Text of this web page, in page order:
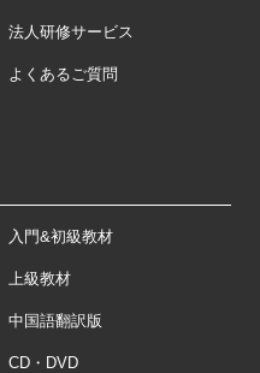
法人研修サービス
よくあるご質問
入門&初級教材
上級教材
中国語翻訳版
CD・DVD